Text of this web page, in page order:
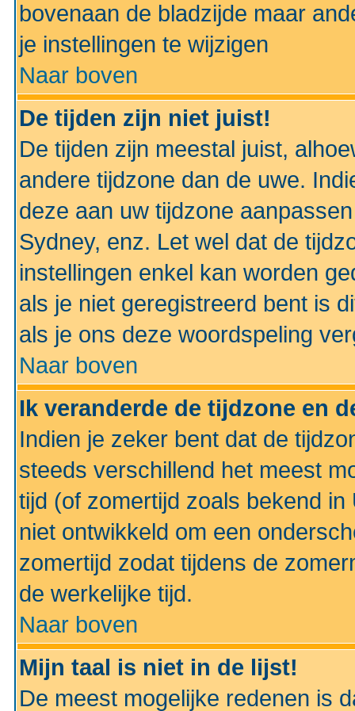
bovenaan de bladzijde maar
je instellingen te wijzigen
Naar boven
De tijden zijn niet juist!
De tijden zijn meestal juist,
andere tijdzone dan de uwe.
deze aan uw tijdzone
Sydney, enz. Let wel dat de
instellingen enkel kan worden
als je niet geregistreerd bent is
als je ons deze woordspeling
Naar boven
Ik veranderde de tijdzone en
Indien je zeker bent dat de
steeds verschillend het meest
tijd (of zomertijd zoals bekend
niet ontwikkeld om een
zomertijd zodat tijdens de
de werkelijke tijd.
Naar boven
Mijn taal is niet in de lijst!
De meest mogelijke redenen is